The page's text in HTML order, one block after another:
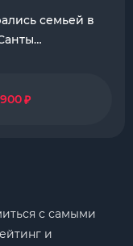
семьей в
₽
с самыми
и